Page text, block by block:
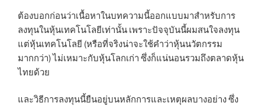
ต้องบอกก่อนว่าเนื้อหาในบทความนี้ออกแบบมาสำหรับการ
ลงทุนในหุ้นเทคโนโลยีเท่านั้น เพราะปัจจุบันนี้ผมสนใจลงทุน
แต่หุ้นเทคโนโลยี (หรือที่จริงน่าจะใช้คำว่าหุ้นนวัตกรรม
มากกว่า) ไม่เหมาะกับหุ้นโลกเก่า ซึ่งก็แน่นอนรวมถึงตลาดหุ้น
ไทยด้วย
และวิธีการลงทุนนี้ยืนอยู่บนหลักการและเหตุผลบางอย่าง ซึ่ง